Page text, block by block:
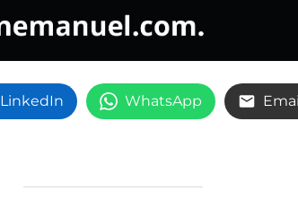
LinkedIn WhatsApp